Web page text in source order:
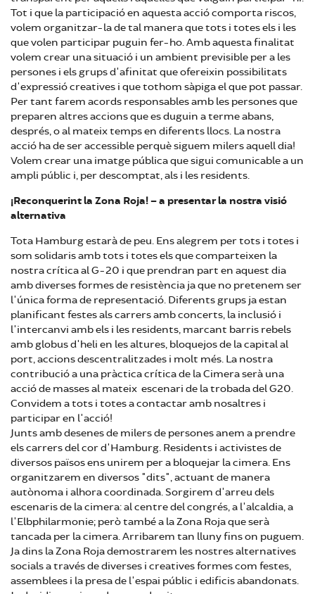
Tot i que la participació en aquesta acció comporta riscos,
volem organitzar-la de tal manera que tots i totes els i les
que volen participar puguin fer-ho. Amb aquesta finalitat
volem crear una situació i un ambient previsible per a les
persones i els grups d'afinitat que ofereixin possibilitats
d'expressió creatives i que tothom sàpiga el que pot passar.
Per tant farem acords responsables amb les persones que
preparen altres accions que es duguin a terme abans,
després, o al mateix temps en diferents llocs. La nostra
acció ha de ser accessible perquè siguem milers aquell dia!
Volem crear una imatge pública que sigui comunicable a un
ampli públic i, per descomptat, als i les residents.
¡Reconquerint la Zona Roja! – a presentar la nostra visió
alternativa
Tota Hamburg estarà de peu. Ens alegrem per tots i totes i
som solidaris amb tots i totes els que comparteixen la
nostra crítica al G-20 i que prendran part en aquest dia
amb diverses formes de resistència ja que no pretenem ser
l'única forma de representació. Diferents grups ja estan
planificant festes als carrers amb concerts, la inclusió i
l'intercanvi amb els i les residents, marcant barris rebels
amb globus d'heli en les altures, bloquejos de la capital al
port, accions descentralitzades i molt més. La nostra
contribució a una pràctica crítica de la Cimera serà una
acció de masses al mateix escenari de la trobada del G20.
Convidem a tots i totes a contactar amb nosaltres i
participar en l'acció!
Junts amb desenes de milers de persones anem a prendre
els carrers del cor d'Hamburg. Residents i activistes de
diversos països ens unirem per a bloquejar la cimera. Ens
organitzarem en diversos "dits", actuant de manera
autònoma i alhora coordinada. Sorgirem d'arreu dels
escenaris de la cimera: al centre del congrés, a l'alcaldia, a
l'Elbphilarmonie; però també a la Zona Roja que serà
tancada per la cimera. Arribarem tan lluny fins on puguem.
Ja dins la Zona Roja demostrarem les nostres alternatives
socials a través de diverses i creatives formes com festes,
assemblees i la presa de l'espai públic i edificis abandonats.